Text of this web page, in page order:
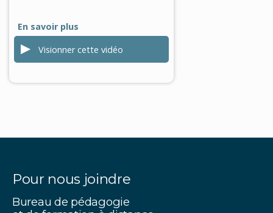
En savoir plus
Visionner cette vidéo
0
seconds
0
seconds
Pour nous joindre
Bureau de pédagogie